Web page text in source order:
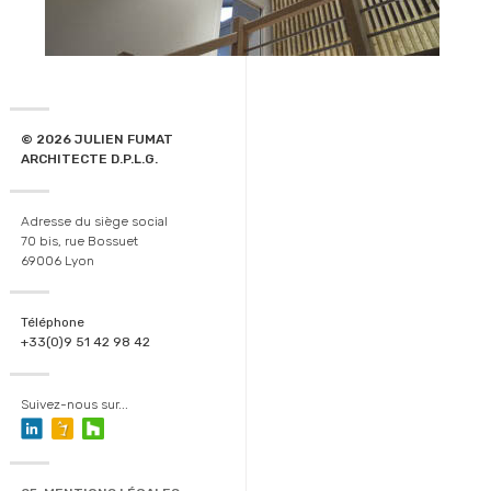
© 2026 JULIEN FUMAT
ARCHITECTE D.P.L.G.
Adresse du siège social
70 bis, rue Bossuet
69006 Lyon
Téléphone
+33(0)9 51 42 98 42
Suivez-nous sur...